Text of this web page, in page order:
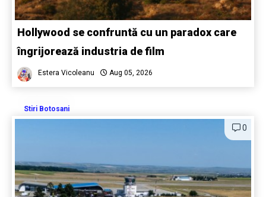
Hollywood se confruntă cu un paradox care
îngrijorează industria de film
Estera Vicoleanu Aug 05, 2026
Stiri Botosani
0